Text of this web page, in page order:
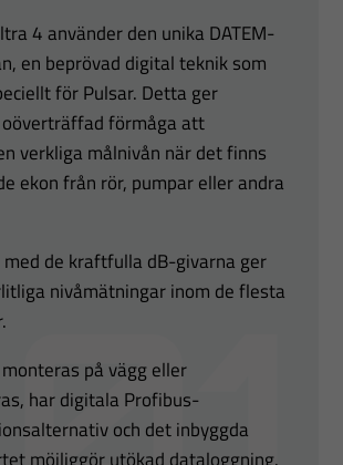
4 använder den unika DATEM-
en beprövad digital teknik som
för Pulsar. Detta ger
förmåga att
verkliga målnivån när det finns
ekon från rör, pumpar eller andra
de kraftfulla dB-givarna ger
nivåmätningar inom de flesta
på vägg eller
har digitala Profibus-
och det inbyggda
möjliggör utökad dataloggning.